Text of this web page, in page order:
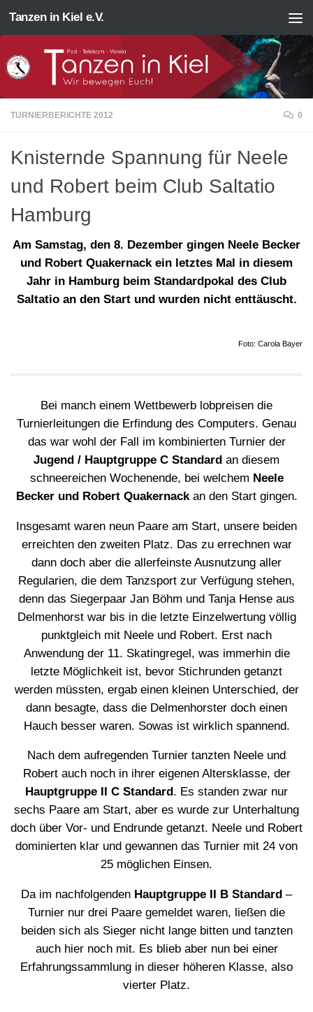
Zum Inhalt springen
Tanzen in Kiel e.V.
TURNIERBERICHTE 2012 0
Knisternde Spannung für Neele
und Robert beim Club Saltatio
Hamburg
Am Samstag, den 8. Dezember gingen Neele Becker
und Robert Quakernack ein letztes Mal in diesem
Jahr in Hamburg beim Standardpokal des Club
Saltatio an den Start und wurden nicht enttäuscht.
Foto: Carola Bayer
Bei manch einem Wettbewerb lobpreisen die
Turnierleitungen die Erfindung des Computers. Genau
das war wohl der Fall im kombinierten Turnier der
Jugend / Hauptgruppe C Standard an diesem
schneereichen Wochenende, bei welchem Neele
Becker und Robert Quakernack an den Start gingen.
Insgesamt waren neun Paare am Start, unsere beiden
erreichten den zweiten Platz. Das zu errechnen war
dann doch aber die allerfeinste Ausnutzung aller
Regularien, die dem Tanzsport zur Verfügung stehen,
denn das Siegerpaar Jan Böhm und Tanja Hense aus
Delmenhorst war bis in die letzte Einzelwertung völlig
punktgleich mit Neele und Robert. Erst nach
Anwendung der 11. Skatingregel, was immerhin die
letzte Möglichkeit ist, bevor Stichrunden getanzt
werden müssten, ergab einen kleinen Unterschied, der
dann besagte, dass die Delmenhorster doch einen
Hauch besser waren. Sowas ist wirklich spannend.
Nach dem aufregenden Turnier tanzten Neele und
Robert auch noch in ihrer eigenen Altersklasse, der
Hauptgruppe II C Standard . Es standen zwar nur
sechs Paare am Start, aber es wurde zur Unterhaltung
doch über Vor- und Endrunde getanzt. Neele und Robert
dominierten klar und gewannen das Turnier mit 24 von
25 möglichen Einsen.
Da im nachfolgenden Hauptgruppe II B Standard –
Turnier nur drei Paare gemeldet waren, ließen die
beiden sich als Sieger nicht lange bitten und tanzten
auch hier noch mit. Es blieb aber nun bei einer
Erfahrungssammlung in dieser höheren Klasse, also
vierter Platz.